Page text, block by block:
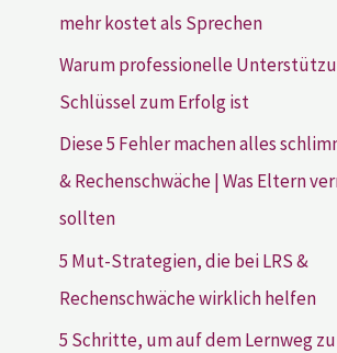
mehr kostet als Sprechen
Warum professionelle
Schlüssel zum Erfolg ist
Diese 5 Fehler machen alles
& Rechenschwäche | Was Eltern
sollten
5 Mut-Strategien, die bei LRS &
Rechenschwäche wirklich helfen
5 Schritte, um auf dem Lernweg zu